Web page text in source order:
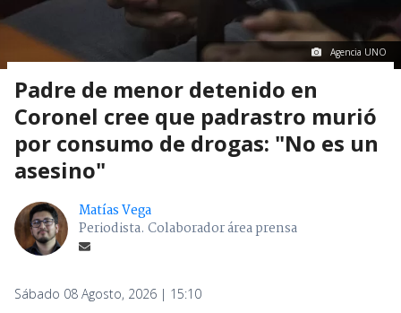
Agencia UNO
Padre de menor detenido en
Coronel cree que padrastro murió
por consumo de drogas: "No es un
asesino"
Matías Vega
Periodista. Colaborador área prensa
Sábado 08 Agosto, 2026 | 15:10